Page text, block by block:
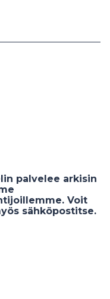
palvelee arkisin
Voit
sähköpostitse.